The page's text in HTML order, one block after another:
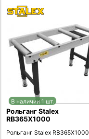
В наличии 1 шт.
Рольганг Stalex
RB365X1000
Рольганг Stalex RB365X1000